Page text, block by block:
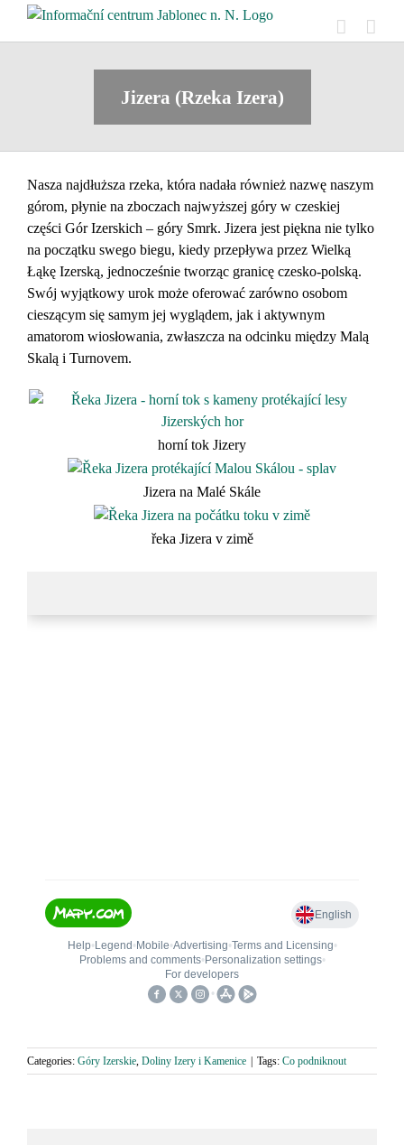
Jizera (Rzeka Izera)
Nasza najdłuższa rzeka, która nadała również nazwę naszym
górom, płynie na zboczach najwyższej góry w czeskiej
części Gór Izerskich – góry Smrk. Jizera jest piękna nie tylko
na początku swego biegu, kiedy przepływa przez Wielką
Łąkę Izerską, jednocześnie tworząc granicę czesko-polską.
Swój wyjątkowy urok może oferować zarówno osobom
cieszącym się samym jej wyglądem, jak i aktywnym
amatorom wiosłowania, zwłaszcza na odcinku między Malą
Skalą i Turnovem.
horní tok Jizery
Jizera na Malé Skále
řeka Jizera v zimě
Categories: Góry Izerskie, Doliny Izery i Kamenice Tags: Co podniknout